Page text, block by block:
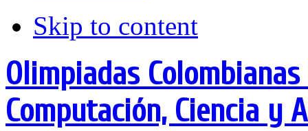
Skip to content
Olimpiadas
Computación, Ciencia y